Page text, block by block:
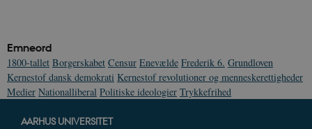
Emneord
1800-tallet Borgerskabet Censur Enevælde Frederik 6. Grundloven
Kernestof dansk demokrati Kernestof revolutioner og menneskerettigheder
Medier Nationalliberal Politiske ideologier Trykkefrihed
AARHUS UNIVERSITET
CookieScriptConsent
CookieScript
danmarkshistorien.dk
1 år